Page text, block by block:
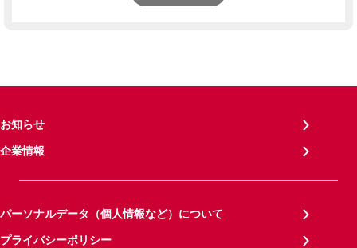
お知らせ
企業情報
パーソナルデータ（個人情報など）について
プライバシーポリシー